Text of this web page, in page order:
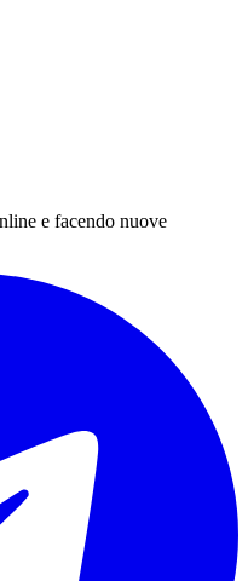
e facendo nuove